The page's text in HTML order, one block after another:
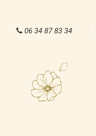
06 34 87 83 34